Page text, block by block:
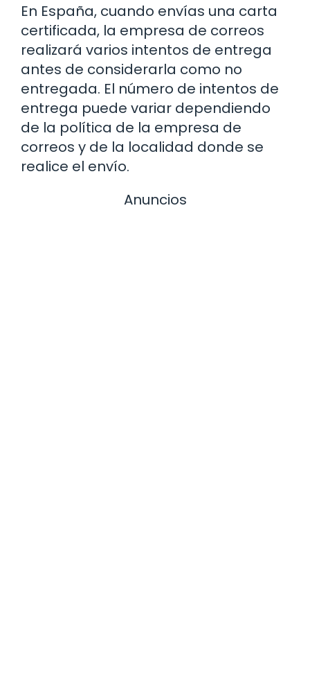
En España, cuando envías una carta
certificada, la empresa de correos
realizará varios intentos de entrega
antes de considerarla como no
entregada. El número de intentos de
entrega puede variar dependiendo
de la política de la empresa de
correos y de la localidad donde se
realice el envío.
Anuncios